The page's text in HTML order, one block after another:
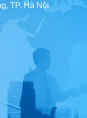
TP. Hà Nội